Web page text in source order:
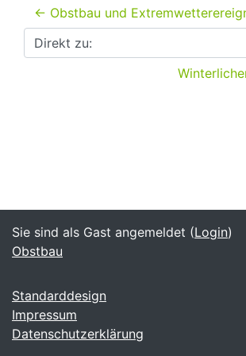
← Obstbau und
Direkt zu:
Sie sind als Gast angemeldet (Login)
Obstbau
Standarddesign
Impressum
Datenschutzerklärung